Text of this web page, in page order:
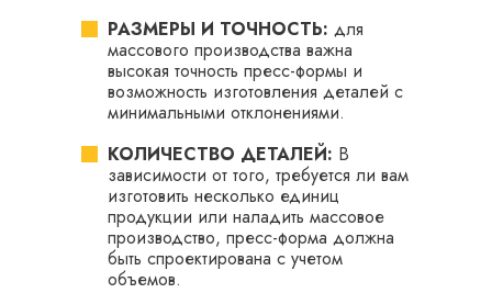
РАЗМЕРЫ И ТОЧНОСТЬ: для
массового производства важна
высокая точность пресс-формы и
возможность изготовления деталей с
минимальными отклонениями.
КОЛИЧЕСТВО ДЕТАЛЕЙ: В
зависимости от того, требуется ли вам
изготовить несколько единиц
продукции или наладить массовое
производство, пресс-форма должна
быть спроектирована с учетом
объемов.